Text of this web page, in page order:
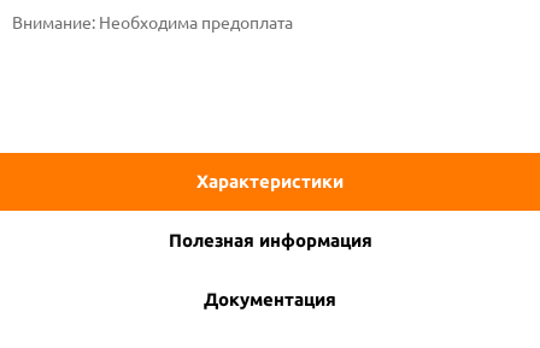
Внимание: Необходима предоплата
Характеристики
Полезная информация
Документация